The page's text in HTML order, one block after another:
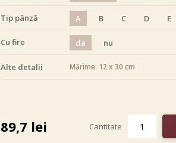
Tip pânză A B C D E
Cu fire da nu
alb negru color
Alte detalii Mărime: 12 x 30 cm
89,7 lei Cantitate